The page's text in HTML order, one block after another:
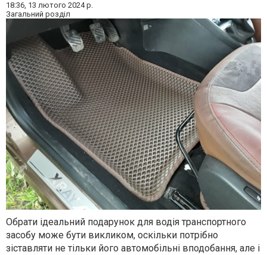
18:36, 13 лютого 2024 р.
Загальний розділ
Обрати ідеальний подарунок для водія транспортного
засобу може бути викликом, оскільки потрібно
зіставляти не тільки його автомобільні вподобання, але і